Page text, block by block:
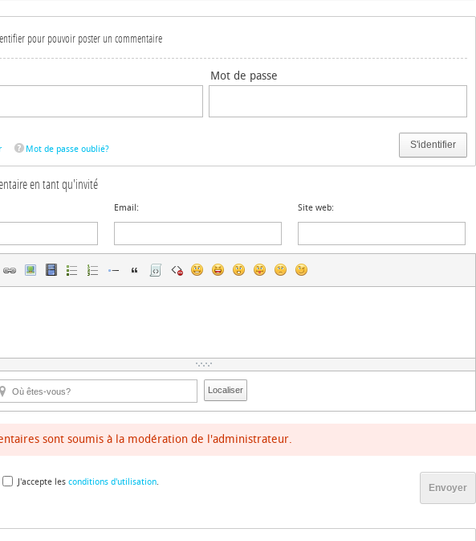
pour pouvoir poster un commentaire
Mot de passe
S'identifier
Mot de passe oublié?
en tant qu'invité
Email: Site web:
Localiser
sont soumis à la modération de l'administrateur.
Envoyer
J'accepte les conditions d'utilisation.